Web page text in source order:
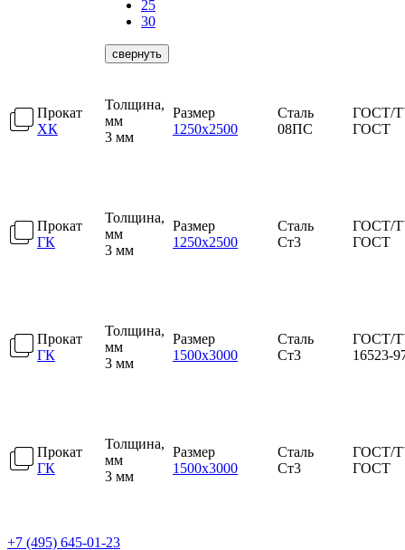
25
30
свернуть
Прокат
ХК
Толщина,
мм
3 мм
Размер
1250х2500
Сталь
08ПС
ГОСТ/
ГОСТ
Прокат
ГК
Толщина,
мм
3 мм
Размер
1250х2500
Сталь
Ст3
ГОСТ/
ГОСТ
Прокат
ГК
Толщина,
мм
3 мм
Размер
1500х3000
Сталь
Ст3
ГОСТ/
16523-
Прокат
ГК
Толщина,
мм
3 мм
Размер
1500х3000
Сталь
Ст3
ГОСТ/
ГОСТ
+7 (495) 645-01-23